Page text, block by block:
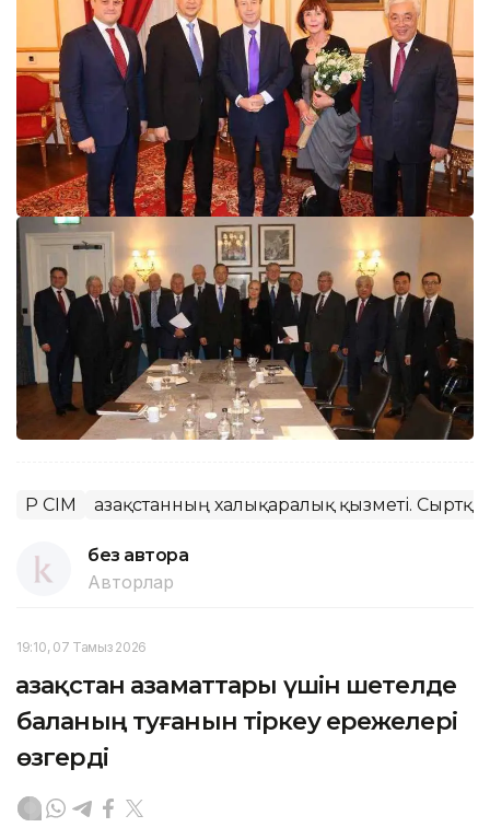
ҚР СІМ Қазақстанның халықаралық қызметі. Сыртқы
без автора
Авторлар
19:10, 07 Тамыз 2026
Қазақстан азаматтары үшін шетелде
баланың туғанын тіркеу ережелері
өзгерді